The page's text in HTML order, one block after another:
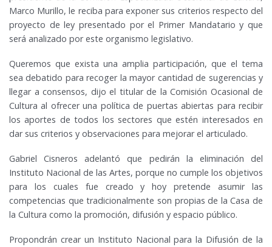
Marco Murillo, le reciba para exponer sus criterios respecto del
proyecto de ley presentado por el Primer Mandatario y que
será analizado por este organismo legislativo.
Queremos que exista una amplia participación, que el tema
sea debatido para recoger la mayor cantidad de sugerencias y
llegar a consensos, dijo el titular de la Comisión Ocasional de
Cultura al ofrecer una política de puertas abiertas para recibir
los aportes de todos los sectores que estén interesados en
dar sus criterios y observaciones para mejorar el articulado.
Gabriel Cisneros adelantó que pedirán la eliminación del
Instituto Nacional de las Artes, porque no cumple los objetivos
para los cuales fue creado y hoy pretende asumir las
competencias que tradicionalmente son propias de la Casa de
la Cultura como la promoción, difusión y espacio público.
Propondrán crear un Instituto Nacional para la Difusión de la